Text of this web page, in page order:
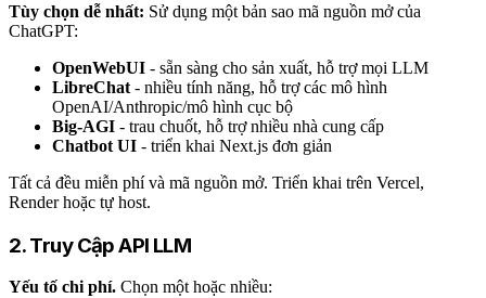
Tùy chọn dễ nhất: Sử dụng một bản sao mã nguồn mở của
ChatGPT:
OpenWebUI - sẵn sàng cho sản xuất, hỗ trợ mọi LLM
LibreChat - nhiều tính năng, hỗ trợ các mô hình
OpenAI/Anthropic/mô hình cục bộ
Big-AGI - trau chuốt, hỗ trợ nhiều nhà cung cấp
Chatbot UI - triển khai Next.js đơn giản
Tất cả đều miễn phí và mã nguồn mở. Triển khai trên Vercel,
Render hoặc tự host.
2. Truy Cập API LLM
Yếu tố chi phí. Chọn một hoặc nhiều: